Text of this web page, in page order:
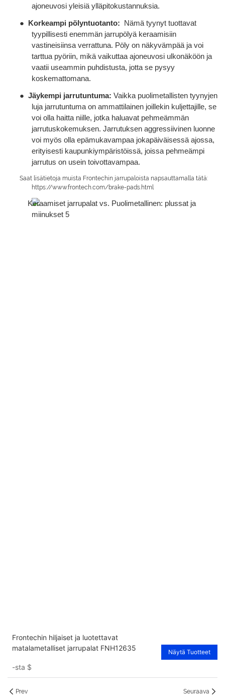
ajoneuvosi yleisiä ylläpitokustannuksia.
● Korkeampi pölyntuotanto:
Nämä tyynyt tuottavat
tyypillisesti enemmän jarrupölyä keraamisiin
vastineisiinsa verrattuna. Pöly on näkyvämpää ja voi
tarttua pyöriin, mikä vaikuttaa ajoneuvosi ulkonäköön ja
vaatii useammin puhdistusta, jotta se pysyy
koskemattomana.
● Jäykempi jarrutuntuma: Vaikka puolimetallisten tyynyjen
luja jarrutuntuma on ammattilainen joillekin kuljettajille, se
voi olla haitta niille, jotka haluavat pehmeämmän
jarrutuskokemuksen. Jarrutuksen aggressiivinen luonne
voi myös olla epämukavampaa jokapäiväisessä ajossa,
erityisesti kaupunkiympäristöissä, joissa pehmeämpi
jarrutus on usein toivottavampaa.
Saat lisätietoja muista Frontechin jarrupaloista napsauttamalla tätä:
https://www.frontech.com/brake-pads.html
Frontechin hiljaiset ja luotettavat
matalametalliset jarrupalat FNH12635
-sta $
Näytä Tuotteet
Prev Seuraava